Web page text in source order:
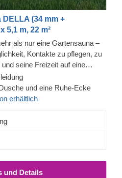
(34 mm +
5,1 m, 22 m²
als nur eine Gartensauna –
Kontakte zu pflegen, zu
seine Freizeit auf eine
Genießen Sie die
Anlage, den Blick durch die
Fenster und spüren Sie dabei,
ermöglichen eine
die große Liegefläche Sie
wird, noch länger hier zu
ist eine zusätzliche
und Isolierung der Konstruktion
gepflegtes Aussehen
und eine Ruhe-Ecke
erhältlich
und Details